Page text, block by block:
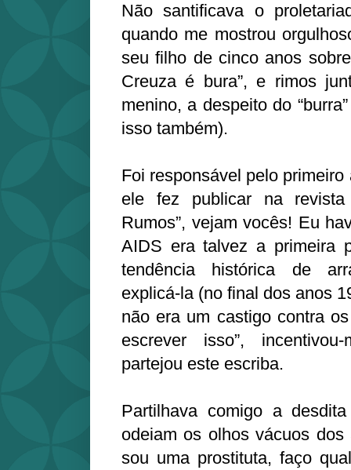
Não santificava o
quando me mostrou
seu filho de cinco anos
Creuza é bura”, e rimos
menino, a despeito do
isso também).
Foi responsável pelo
ele fez publicar na revista
Rumos”, vejam vocês! Eu
AIDS era talvez a primeira
tendência histórica de
explicá-la (no final dos anos
não era um castigo contra
escrever isso”,
partejou este escriba.
Partilhava comigo a
odeiam os olhos vácuos dos
sou uma prostituta, faço